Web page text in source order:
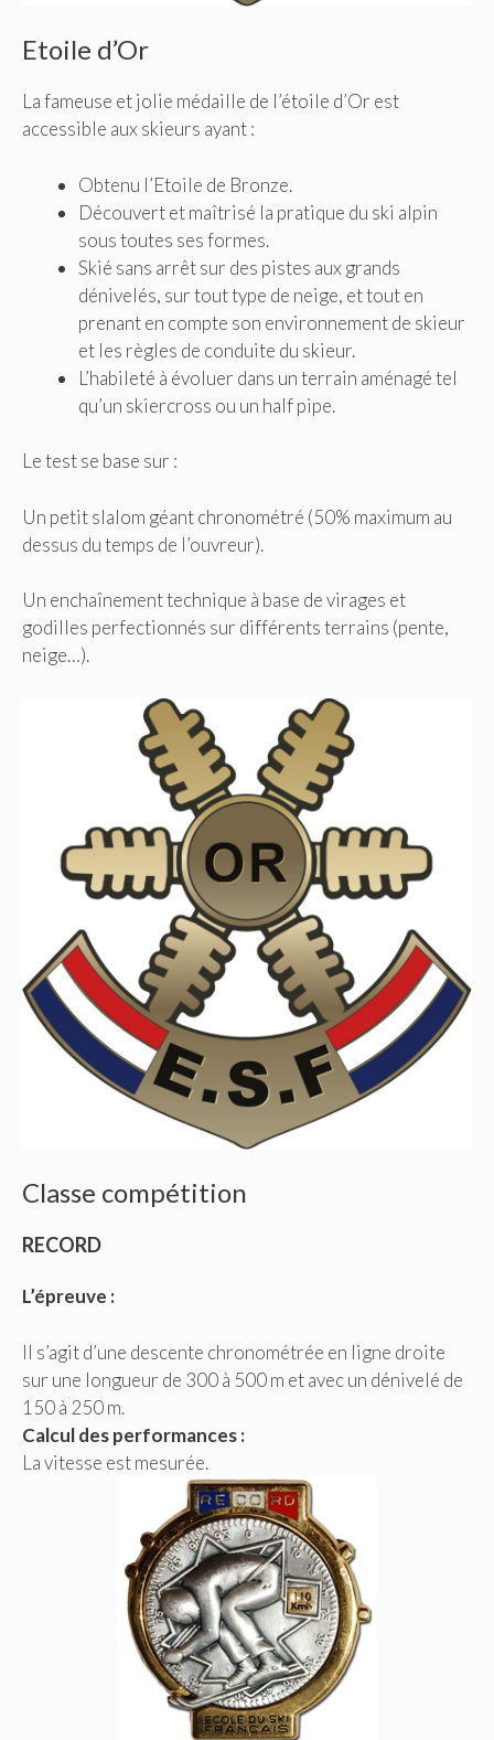
Etoile d’Or
La fameuse et jolie médaille de l’étoile d’Or est
accessible aux skieurs ayant :
Obtenu l’Etoile de Bronze.
Découvert et maîtrisé la pratique du ski alpin
sous toutes ses formes.
Skié sans arrêt sur des pistes aux grands
dénivelés, sur tout type de neige, et tout en
prenant en compte son environnement de skieur
et les règles de conduite du skieur.
L’habileté à évoluer dans un terrain aménagé tel
qu’un skiercross ou un half pipe.
Le test se base sur :
Un petit slalom géant chronométré (50% maximum au
dessus du temps de l’ouvreur).
Un enchaînement technique à base de virages et
godilles perfectionnés sur différents terrains (pente,
neige…).
Classe compétition
RECORD
L’épreuve :
Il s’agit d’une descente chronométrée en ligne droite
sur une longueur de 300 à 500 m et avec un dénivelé de
150 à 250 m.
Calcul des performances :
La vitesse est mesurée.